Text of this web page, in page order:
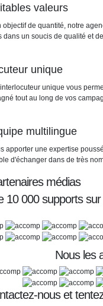
valeurs
objectif de quantité, notre
dans un soucis de qualité et
unique
unique vous
tout au long de vos
multilingue
apporter une expertise
d'échanger dans de très
médias
10 000 supports
Nous les
nous et